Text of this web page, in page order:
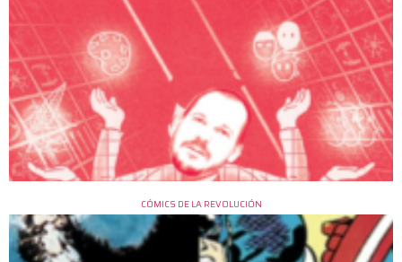
CÓMICS DE LA REVOLUCIÓN